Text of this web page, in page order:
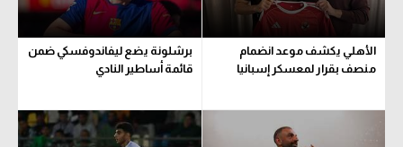
الأهلي يكشف موعد انضمام
منصف بقرار لمعسكر إسبانيا
برشلونة يضع ليفاندوفسكي ضمن
قائمة أساطير النادي